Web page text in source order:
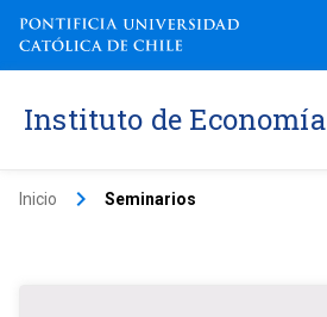
Instituto de Economía
Inicio keyboard_arrow_right Seminarios